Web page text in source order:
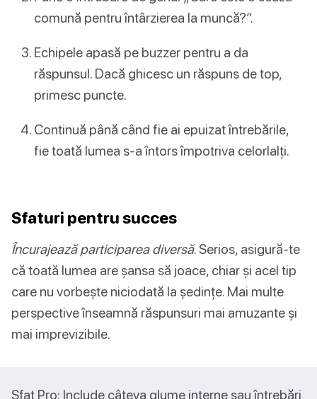
comună pentru întârzierea la muncă?”.
Echipele apasă pe buzzer pentru a da
răspunsul. Dacă ghicesc un răspuns de top,
primesc puncte.
Continuă până când fie ai epuizat întrebările,
fie toată lumea s-a întors împotriva celorlalți.
Sfaturi pentru succes
Încurajează participarea diversă. Serios, asigură-te
că toată lumea are șansa să joace, chiar și acel tip
care nu vorbește niciodată la ședințe. Mai multe
perspective înseamnă răspunsuri mai amuzante și
mai imprevizibile.
Sfat Pro: Include câteva glume interne sau întrebări